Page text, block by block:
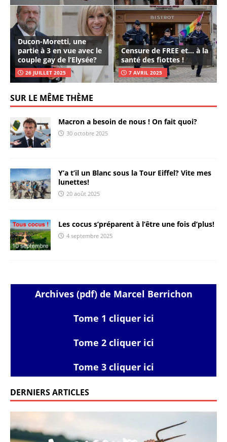
Ducon-Moretti, une
partie à 3 en vue avec le
couple gay de l’Elysée?
26 JUILLET 2025
Censure de FREE et… à la
santé des fiottes !
7 AVRIL 2025
SUR LE MÊME THÈME
Macron a besoin de nous ! On fait quoi?
30 octobre 2025
Y’a t’il un Blanc sous la Tour Eiffel? Vite mes
lunettes!
20 août 2025
Les cocus s’préparent à l’être une fois d’plus!
4 septembre 2025
Archives (pdf) de Marcel Berrichon
Tome 1 cliquer ici
Tome 2 cliquer ici
Tome 3 cliquer ici
DERNIERS ARTICLES